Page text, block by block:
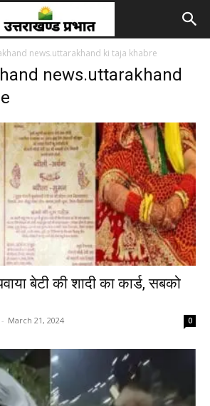
news.uttarakhand ki taja khabre
news.uttarakhand
बेटी की शादी का कार्ड, सबको
- March 21, 2024 0